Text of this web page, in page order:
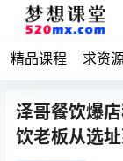
精品课程 求资
泽哥餐饮爆
饮老板从选